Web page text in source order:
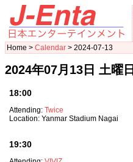
Home > Calendar > 2024-07-13
2024年07月13日 土曜日
18:00
Attending: Twice
Location: Yanmar Stadium Nagai
19:30